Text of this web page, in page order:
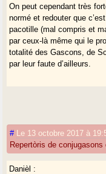
,les parlers les plus
que dans leurs
périphériques qu’ils soient
de la Garonne charroient
de la flore et de la faune
souvent.De plus Gaby a
On peut cependant très
normé et redouter que
pacotille (mal compris et
par ceux-là même qui le
totalité des Gascons, de
par leur faute d’ailleurs.
#
Le 13 octobre 2017 à
Repertòris de
Danièl :